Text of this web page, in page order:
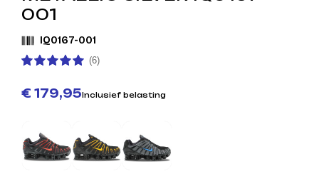
001
IQ0167-001
(6)
€ 179,95Inclusief belasting